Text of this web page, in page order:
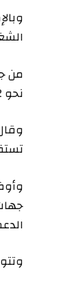
نحو 32 مليون مسافر ما بين سياح وافدين ومسافري الخطوط الداخلية.
تستقبل، بحلول
وتتوقع